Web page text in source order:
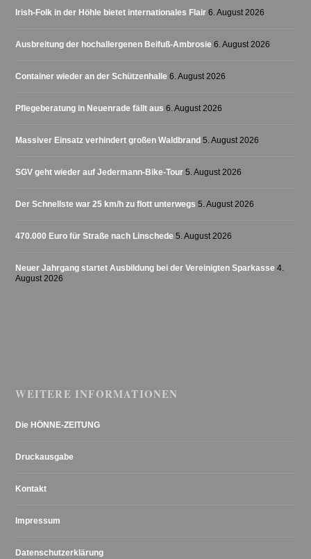
Irish-Folk in der Höhle bietet internationales Flair 6. August 2026
Ausbreitung der hochallergenen Beifuß-Ambrosie 6. August 2026
Container wieder an der Schützenhalle 6. August 2026
Pflegeberatung in Neuenrade fällt aus 6. August 2026
Massiver Einsatz verhindert großen Waldbrand 5. August 2026
SGV geht wieder auf Jedermann-Bike-Tour 5. August 2026
Der Schnellste war 25 km/h zu flott unterwegs 5. August 2026
470.000 Euro für Straße nach Linschede 5. August 2026
Neuer Jahrgang startet Ausbildung bei der Vereinigten Sparkasse 4.
August 2026
WEITERE INFORMATIONEN
Die HÖNNE-ZEITUNG
Druckausgabe
Kontakt
Impressum
Datenschutzerklärung